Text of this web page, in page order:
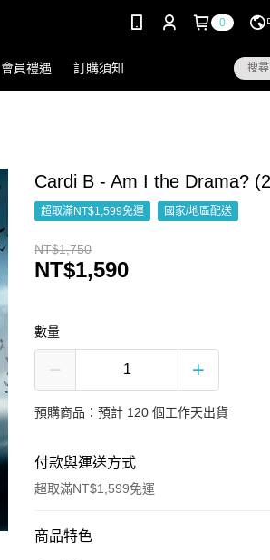
0
會員禮遇 訂購須知
Cardi B - Am I the Drama?
超取滿NT$1,599免運 國家/地區配送
NT$1,750
NT$1,590
數量
預購商品：預計 120 個工作天出貨
付款與運送方式
超取滿NT$1,599免運
付款方式
商品特色